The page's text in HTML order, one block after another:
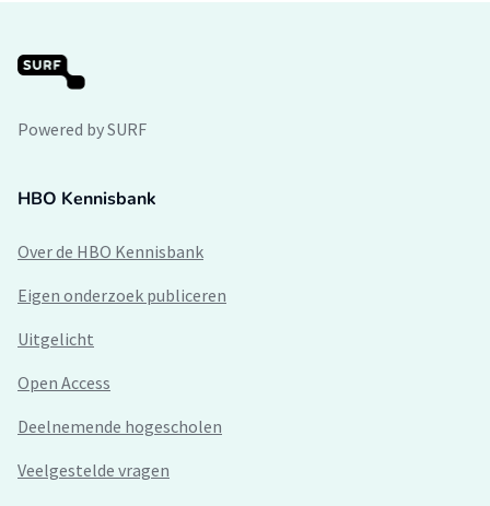
Powered by SURF
HBO Kennisbank
Over de HBO Kennisbank
Eigen onderzoek publiceren
Uitgelicht
Open Access
Deelnemende hogescholen
Veelgestelde vragen